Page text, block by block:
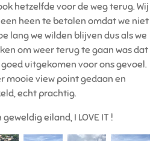
hetzelfde voor de weg terug. Wij
heen te betalen omdat we niet
lang we wilden blijven dus als we
om weer terug te gaan was dat
uitgekomen voor ons gevoel.
mooie view point gedaan en
echt prachtig.
eiland, I LOVE IT !